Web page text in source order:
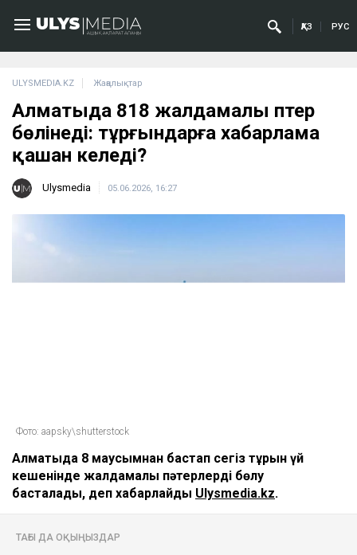
ҚАЗ РУС
ULYSMEDIA.KZ Жаңалықтар
Алматыда 818 жалдамалы пәтер
бөлінеді: тұрғындарға хабарлама
қашан келеді?
Ulysmedia 05.06.2026, 16:27
Фото: aapsky\shutterstock
Алматыда 8 маусымнан бастап сегіз тұрғын үй
кешенінде жалдамалы пәтерлерді бөлу
басталады, деп хабарлайды Ulysmedia.kz.
ТАҒЫ ДА ОҚЫҢЫЗДАР